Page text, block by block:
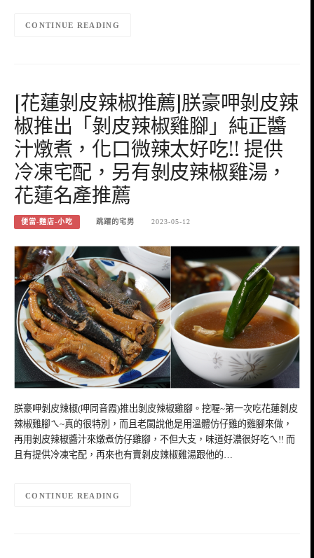
CONTINUE READING
[花蓮剝皮辣椒推薦]朕豪呷剝皮辣
椒推出「剝皮辣椒雞腳」純正醬
汁燉煮，化口微辣太好吃!! 提供
冷凍宅配，另有剝皮辣椒雞湯，
花蓮名產推薦
便當-麵店-小吃 跳躍的宅男 2023-05-12
朕豪呷剝皮辣椒(呷同音霞)推出剝皮辣椒雞腳。挖喔~第一次吃花蓮剝皮
辣椒雞腳ㄟ~真的很特別，而且老闆說他是用溫體仿仔雞的雞腳來做，
再用剝皮辣椒醬汁來燉煮仿仔雞腳，不但大支，味道好濃很好吃ㄟ!! 而
且有提供冷凍宅配，再來也有賣剝皮辣椒雞湯跟他的…
CONTINUE READING